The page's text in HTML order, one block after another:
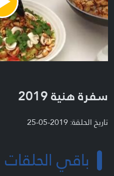
Play
Video
سفرة هنية 2019
تاريخ الحلقة: 2019-05-25
باقي الحلقات